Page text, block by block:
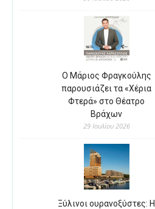
Ο Μάριος Φραγκούλης
παρουσιάζει τα «Χέρια
Φτερά» στο Θέατρο
Βράχων
29 Ιουλίου 2026
Ξύλινοι ουρανοξύστες: Η